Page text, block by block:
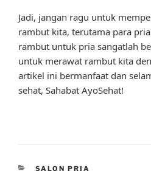
Jadi, jangan ragu untuk
rambut kita, terutama para
rambut untuk pria sangatlah
untuk merawat rambut kita
artikel ini bermanfaat dan
sehat, Sahabat AyoSehat!
CATEGORIES
SALON PRIA